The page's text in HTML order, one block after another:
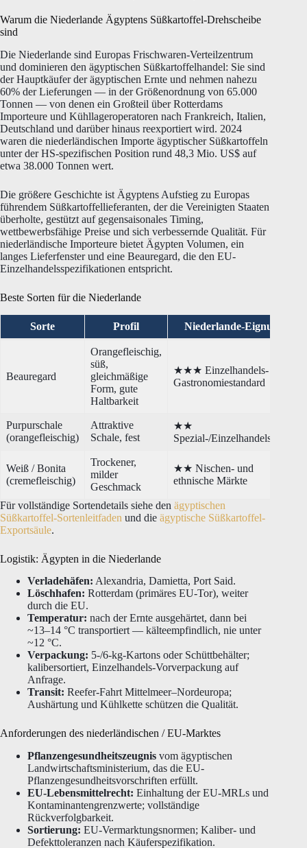
Warum die Niederlande Ägyptens Süßkartoffel-Drehscheibe
sind
Die Niederlande sind Europas Frischwaren-Verteilzentrum
und dominieren den ägyptischen Süßkartoffelhandel: Sie sind
der Hauptkäufer der ägyptischen Ernte und nehmen nahezu
60% der Lieferungen — in der Größenordnung von 65.000
Tonnen — von denen ein Großteil über Rotterdams
Importeure und Kühllageroperatoren nach Frankreich, Italien,
Deutschland und darüber hinaus reexportiert wird. 2024
waren die niederländischen Importe ägyptischer Süßkartoffeln
unter der HS-spezifischen Position rund 48,3 Mio. US$ auf
etwa 38.000 Tonnen wert.
Die größere Geschichte ist Ägyptens Aufstieg zu Europas
führendem Süßkartoffellieferanten, der die Vereinigten Staaten
überholte, gestützt auf gegensaisonales Timing,
wettbewerbsfähige Preise und sich verbessernde Qualität. Für
niederländische Importeure bietet Ägypten Volumen, ein
langes Lieferfenster und eine Beauregard, die den EU-
Einzelhandelsspezifikationen entspricht.
Beste Sorten für die Niederlande
Sorte Profil Niederlande-Eignung
Beauregard
Orangefleischig,
süß,
gleichmäßige
Form, gute
Haltbarkeit
★★★ Einzelhandels- und
Gastronomiestandard
Purpurschale
(orangefleischig)
Attraktive
Schale, fest
★★
Spezial-/Einzelhandelslinien
Weiß / Bonita
(cremefleischig)
Trockener,
milder
Geschmack
★★ Nischen- und
ethnische Märkte
Für vollständige Sortendetails siehe den ägyptischen
Süßkartoffel-Sortenleitfaden und die ägyptische Süßkartoffel-
Exportsäule.
Logistik: Ägypten in die Niederlande
Verladehäfen: Alexandria, Damietta, Port Said.
Löschhafen: Rotterdam (primäres EU-Tor), weiter
durch die EU.
Temperatur: nach der Ernte ausgehärtet, dann bei
~13–14 °C transportiert — kälteempfindlich, nie unter
~12 °C.
Verpackung: 5-/6-kg-Kartons oder Schüttbehälter;
kalibersortiert, Einzelhandels-Vorverpackung auf
Anfrage.
Transit: Reefer-Fahrt Mittelmeer–Nordeuropa;
Aushärtung und Kühlkette schützen die Qualität.
Anforderungen des niederländischen / EU-Marktes
Pflanzengesundheitszeugnis vom ägyptischen
Landwirtschaftsministerium, das die EU-
Pflanzengesundheitsvorschriften erfüllt.
EU-Lebensmittelrecht: Einhaltung der EU-MRLs und
Kontaminantengrenzwerte; vollständige
Rückverfolgbarkeit.
Sortierung: EU-Vermarktungsnormen; Kaliber- und
Defekttoleranzen nach Käuferspezifikation.